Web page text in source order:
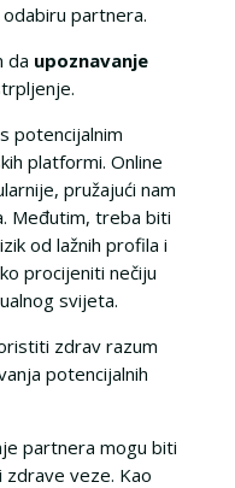
partnera.
da upoznavanje
potencijalnim
platformi. Online
pružajući nam
Međutim, treba biti
od lažnih profila i
procijeniti nečiju
svijeta.
zdrav razum
potencijalnih
partnera mogu biti
veze. Kao